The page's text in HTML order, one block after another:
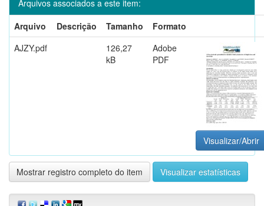
Arquivos associados a este item:
Arquivo
Descrição Tamanho
Formato
AJZY.pdf
126,27
kB
Adobe
PDF
Visualizar/Abrir
Mostrar registro completo do item Visualizar estatísticas